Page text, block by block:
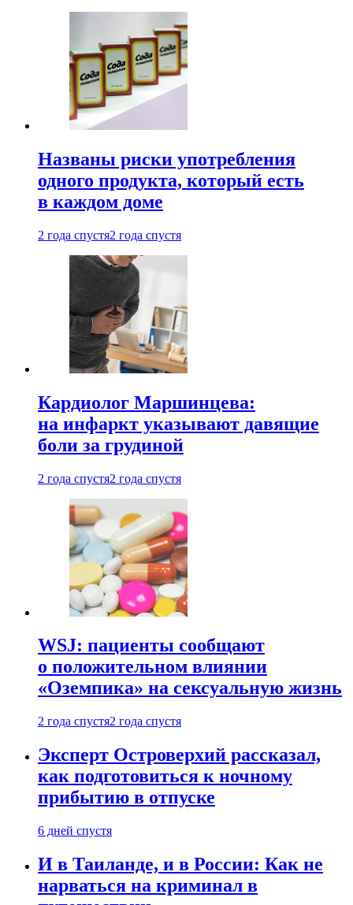
Названы риски употребления
одного продукта, который есть
в каждом доме
2 года спустя2 года спустя
Кардиолог Маршинцева:
на инфаркт указывают давящие
боли за грудиной
2 года спустя2 года спустя
WSJ: пациенты сообщают
о положительном влиянии
«Оземпика» на сексуальную жизнь
2 года спустя2 года спустя
Эксперт Островерхий рассказал,
как подготовиться к ночному
прибытию в отпуске
6 дней спустя
И в Таиланде, и в России: Как не
нарваться на криминал в